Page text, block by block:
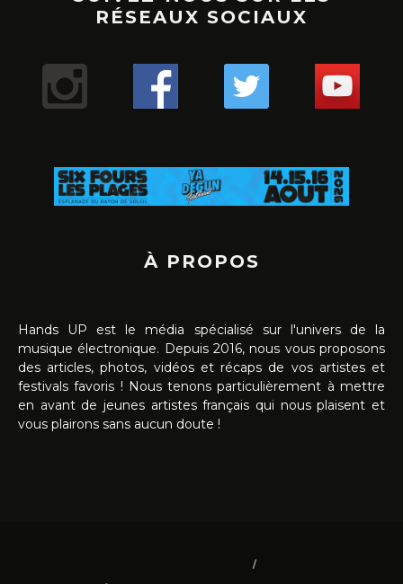
RÉSEAUX SOCIAUX
À PROPOS
Hands UP est le média spécialisé sur l'univers de la
musique électronique. Depuis 2016, nous vous proposons
des articles, photos, vidéos et récaps de vos artistes et
festivals favoris ! Nous tenons particulièrement à mettre
en avant de jeunes artistes français qui nous plaisent et
vous plairons sans aucun doute !